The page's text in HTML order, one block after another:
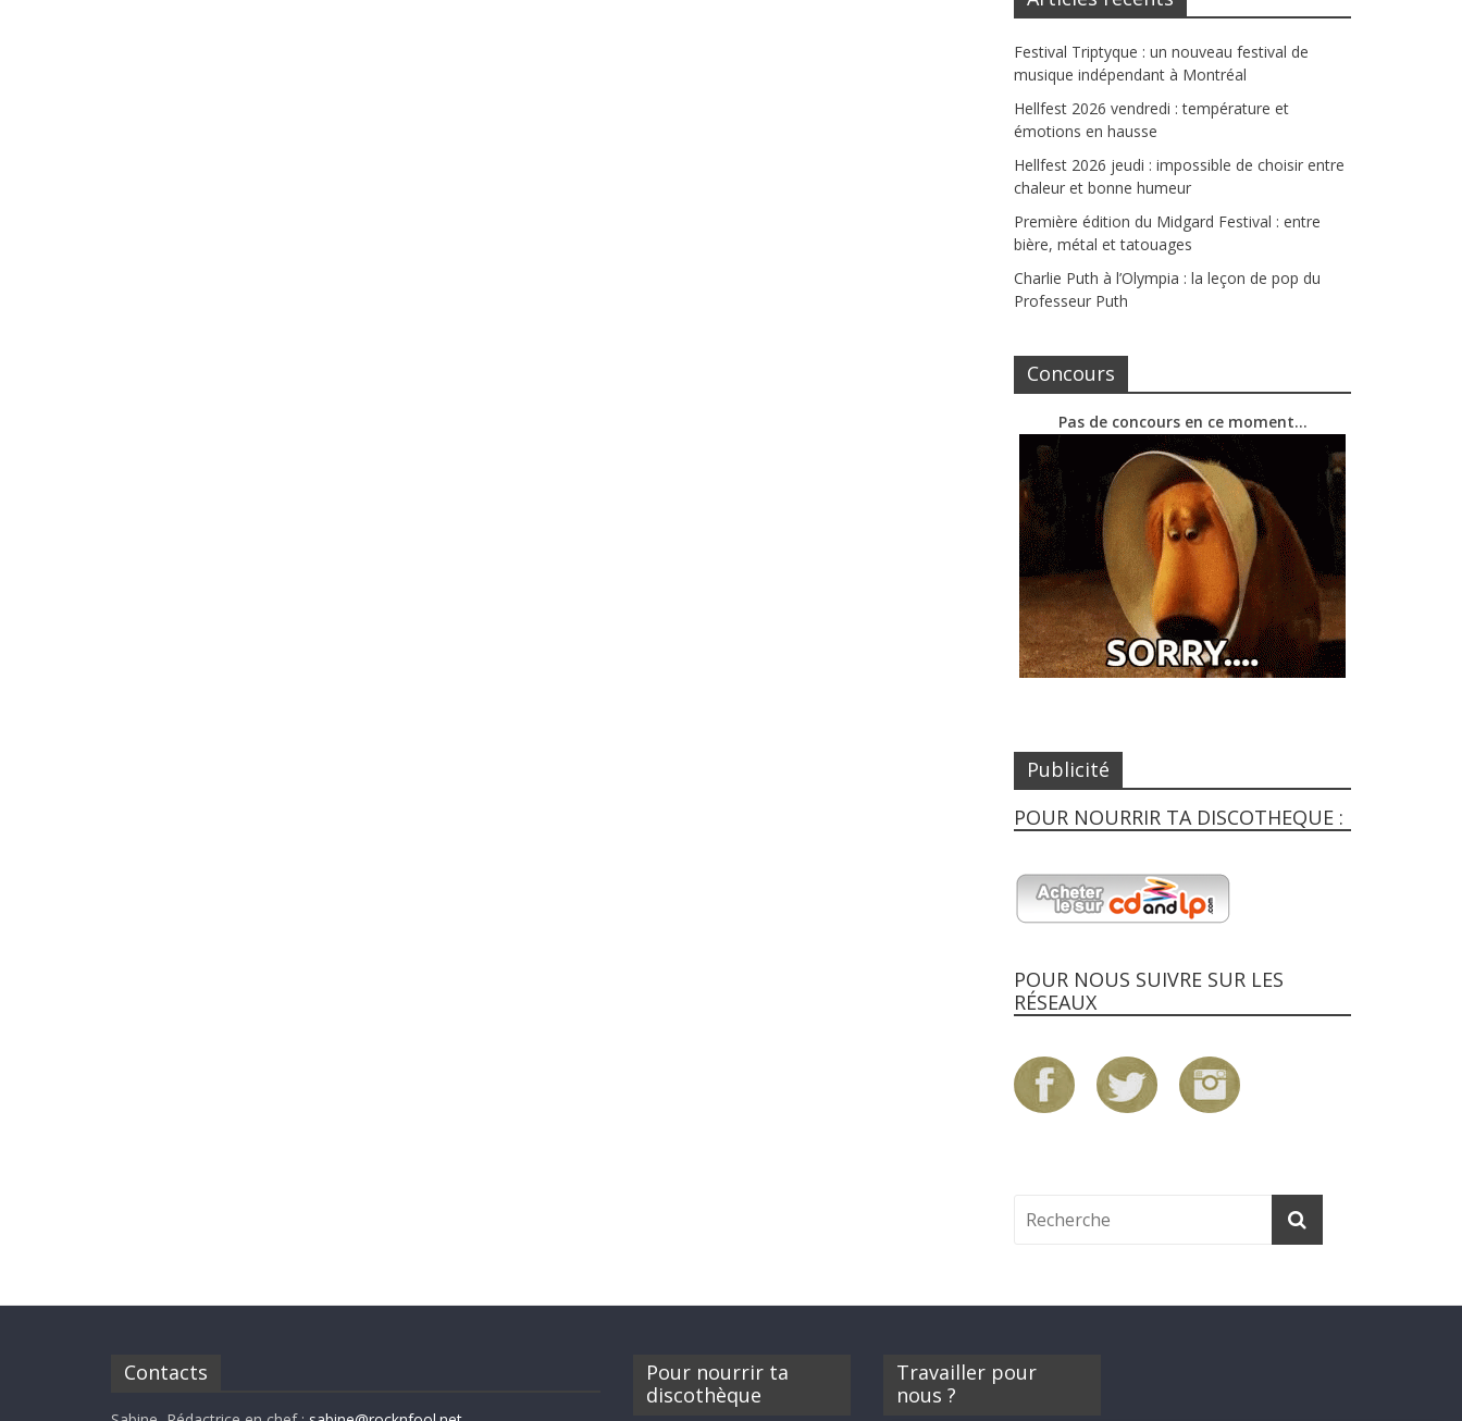
Festival Triptyque : un nouveau festival de
musique indépendant à Montréal
Hellfest 2026 vendredi : température et
émotions en hausse
Hellfest 2026 jeudi : impossible de choisir entre
chaleur et bonne humeur
Première édition du Midgard Festival : entre
bière, métal et tatouages
Charlie Puth à l’Olympia : la leçon de pop du
Professeur Puth
Concours
Pas de concours en ce moment…
Publicité
POUR NOURRIR TA DISCOTHEQUE :
POUR NOUS SUIVRE SUR LES
RÉSEAUX
Contacts
Pour nourrir ta
discothèque
Travailler pour
nous ?